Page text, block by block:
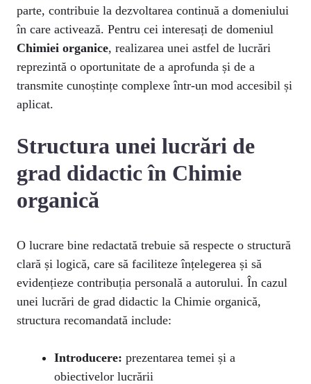
parte, contribuie la dezvoltarea continuă a domeniului
în care activează. Pentru cei interesați de domeniul
Chimiei organice, realizarea unei astfel de lucrări
reprezintă o oportunitate de a aprofunda și de a
transmite cunoștințe complexe într-un mod accesibil și
aplicat.
Structura unei lucrări de
grad didactic în Chimie
organică
O lucrare bine redactată trebuie să respecte o structură
clară și logică, care să faciliteze înțelegerea și să
evidențieze contribuția personală a autorului. În cazul
unei lucrări de grad didactic la Chimie organică,
structura recomandată include:
Introducere: prezentarea temei și a
obiectivelor lucrării